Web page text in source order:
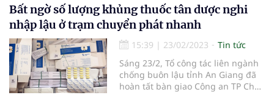
Bất ngờ số lượng khủng thuốc tân dược nghi
nhập lậu ở trạm chuyển phát nhanh
15:39 | 23/02/2023
Tin tức
Sáng 23/2, Tổ công tác liên ngành
chống buôn lậu tỉnh An Giang đã
hoàn tất bàn giao Công an TP Châu